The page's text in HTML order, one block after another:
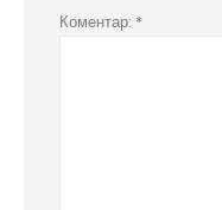
Коментар: *